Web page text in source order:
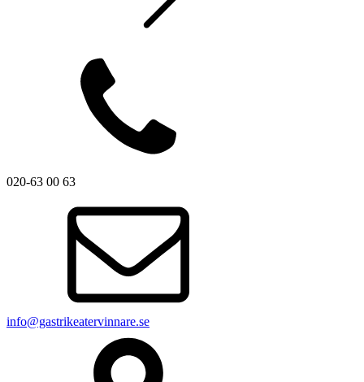
020-63 00 63
info@gastrikeatervinnare.se